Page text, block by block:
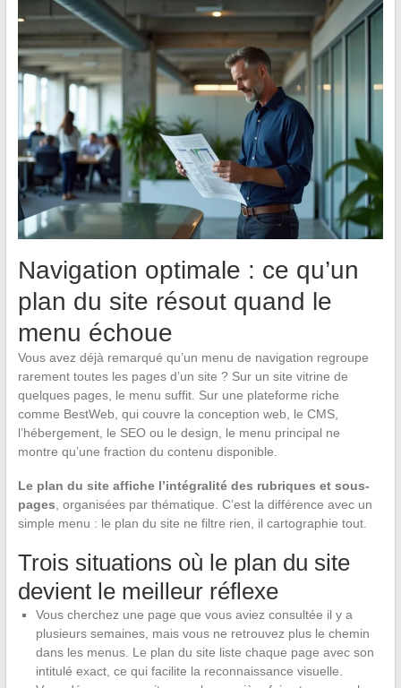
Navigation optimale : ce qu’un
plan du site résout quand le
menu échoue
Vous avez déjà remarqué qu’un menu de navigation regroupe
rarement toutes les pages d’un site ? Sur un site vitrine de
quelques pages, le menu suffit. Sur une plateforme riche
comme BestWeb, qui couvre la conception web, le CMS,
l’hébergement, le SEO ou le design, le menu principal ne
montre qu’une fraction du contenu disponible.
Le plan du site affiche l’intégralité des rubriques et sous-
pages, organisées par thématique. C’est la différence avec un
simple menu : le plan du site ne filtre rien, il cartographie tout.
Trois situations où le plan du site
devient le meilleur réflexe
Vous cherchez une page que vous aviez consultée il y a
plusieurs semaines, mais vous ne retrouvez plus le chemin
dans les menus. Le plan du site liste chaque page avec son
intitulé exact, ce qui facilite la reconnaissance visuelle.